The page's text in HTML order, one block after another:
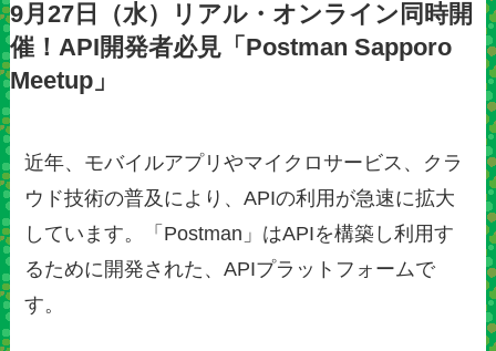
9月27日（水）リアル・オンライン同時開
催！API開発者必見「Postman Sapporo
Meetup」
近年、モバイルアプリやマイクロサービス、クラ
ウド技術の普及により、APIの利用が急速に拡大
しています。「Postman」はAPIを構築し利用す
るために開発された、APIプラットフォームで
す。